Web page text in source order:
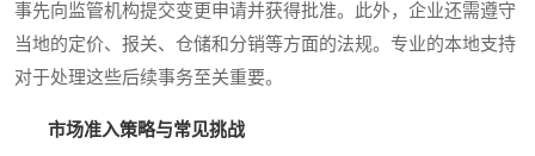
事先向监管机构提交变更申请并获得批准。此外，企业还需遵守
当地的定价、报关、仓储和分销等方面的法规。专业的本地支持
对于处理这些后续事务至关重要。
市场准入策略与常见挑战